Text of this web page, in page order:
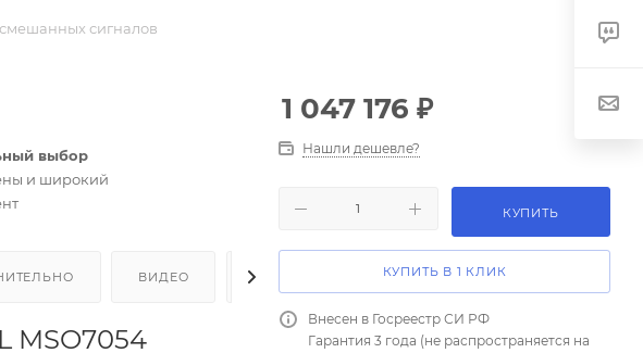
сигналов
выбор
и широкий
ВИДЕО ОТЗЫВЫ КАК КУПИТЬ
MSO7054
1 047 176 ₽
Нашли дешевле?
КУПИТЬ
КУПИТЬ В 1 КЛИК
Внесен в Госреестр СИ РФ
Гарантия 3 года (не распространяется на